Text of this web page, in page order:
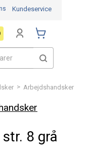
> Arbejdshandsker
8 grå
Kundeservice